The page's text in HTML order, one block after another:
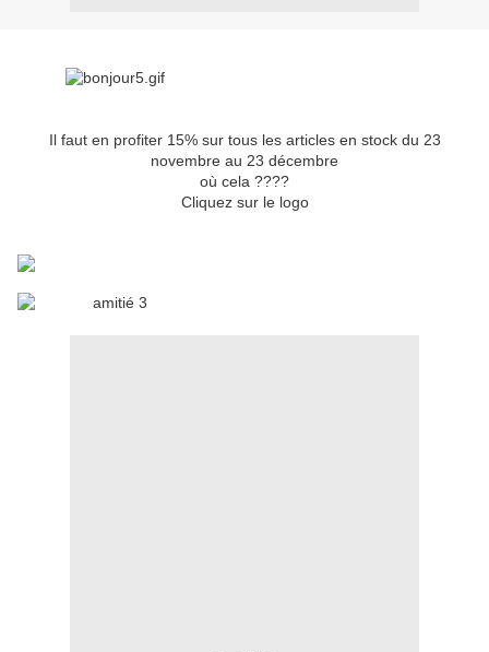
Il faut en profiter 15% sur tous les articles en stock du 23
novembre au 23 décembre
où cela ????
Cliquez sur le logo